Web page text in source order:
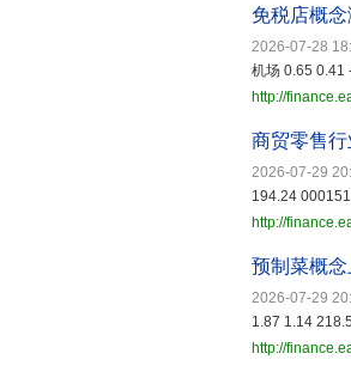
免税店概念
2026-07-28
机场 0.65 0.41
http://
商贸零售行
2026-07-29
194.24
http://
预制菜概
2026-07-29
1.87 1.14
http://